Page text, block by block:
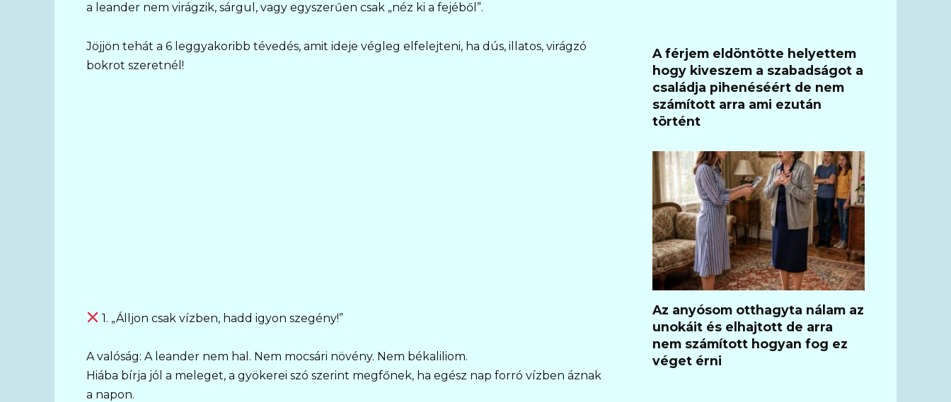
a leander nem virágzik, sárgul, vagy egyszerűen csak „néz ki a fejéből”.
Jöjjön tehát a 6 leggyakoribb tévedés, amit ideje végleg elfelejteni, ha dús, illatos, virágzó
bokrot szeretnél!
1. „Álljon csak vízben, hadd igyon szegény!”
A valóság: A leander nem hal. Nem mocsári növény. Nem békaliliom.
Hiába bírja jól a meleget, a gyökerei szó szerint megfőnek, ha egész nap forró vízben áznak
a napon.
A férjem eldöntötte helyettem
hogy kiveszem a szabadságot a
családja pihenéséért de nem
számított arra ami ezután
történt
Az anyósom otthagyta nálam az
unokáit és elhajtott de arra
nem számított hogyan fog ez
véget érni